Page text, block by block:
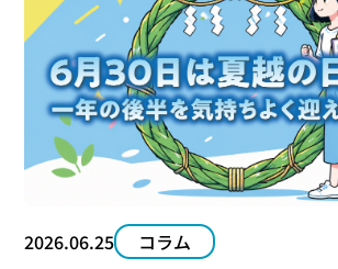
2026.06.25 コラム